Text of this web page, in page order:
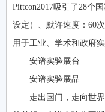
Pittcon2017吸引了28个
设定）、默许速度：60
用于工业、学术和政府
安谱实验展台
安谱实验展品
走出国门，走向世